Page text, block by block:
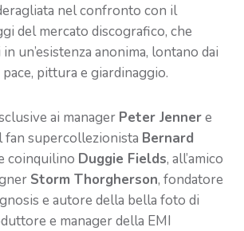
nel confronto con il
del mercato discografico, che
un’esistenza anonima, lontano dai
pittura e giardinaggio.
ai manager Peter Jennere
fan supercollezionista Bernard
coinquilino Duggie Fields, all’amico
Storm Thorgherson, fondatore
e autore della bella foto di
e manager della EMI